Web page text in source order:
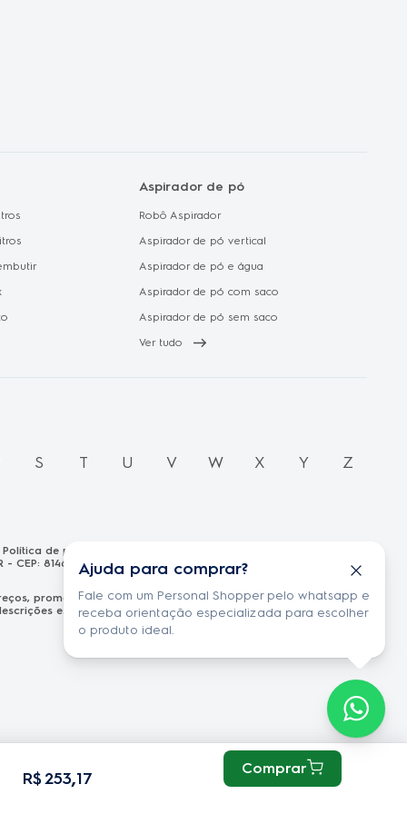
Ajuda para comprar?
Fale com um Personal Shopper pelo whatsapp e
receba orientação especializada para escolher
o produto ideal.
R$ 253,17
Comprar
Aspirador de pó
Robô Aspirador
Aspirador de pó vertical
Aspirador de pó e água
Aspirador de pó com saco
Aspirador de pó sem saco
Ver tudo
S T U V W X Y Z
de privacidade
81460-100 CNPJ: 13.986.197/0001-21
promoções e formas de pagamento publicados em
estão sujeitas a alterações sem aviso prévio.